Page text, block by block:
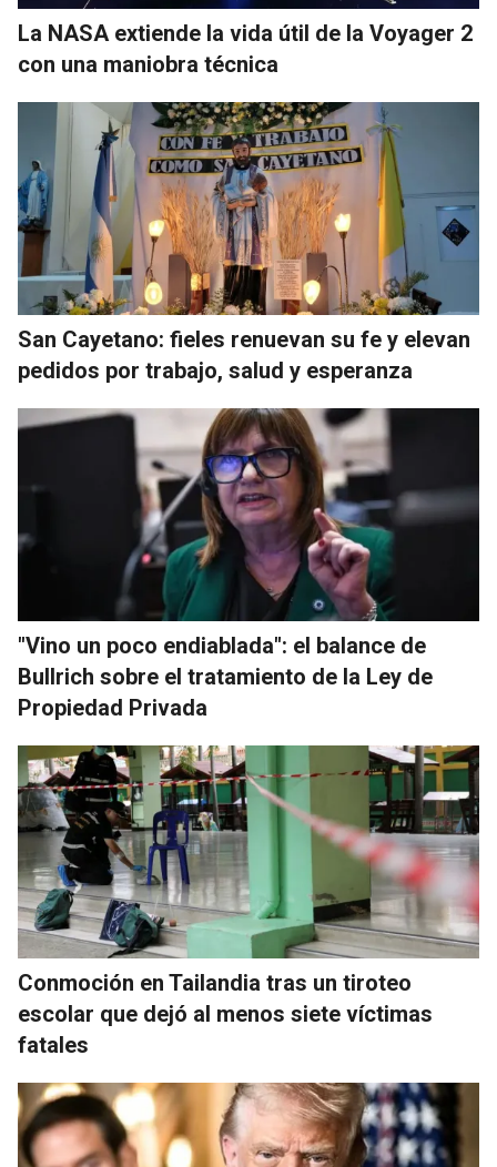
La NASA extiende la vida útil de la Voyager 2
con una maniobra técnica
San Cayetano: fieles renuevan su fe y elevan
pedidos por trabajo, salud y esperanza
"Vino un poco endiablada": el balance de
Bullrich sobre el tratamiento de la Ley de
Propiedad Privada
Conmoción en Tailandia tras un tiroteo
escolar que dejó al menos siete víctimas
fatales